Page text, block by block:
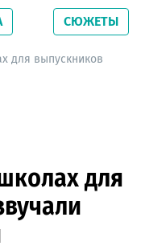
свежие
издания
СЮЖЕТЫ
для выпускников
для